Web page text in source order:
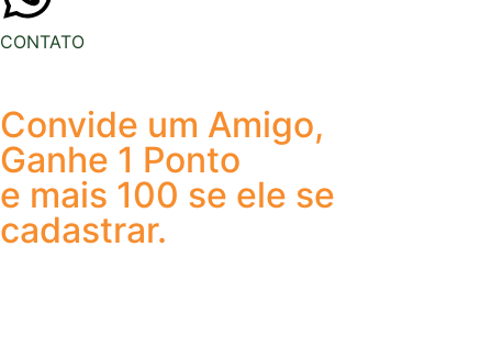
CONTATO
Convide um Amigo,
Ganhe 1 Ponto
e mais 100 se ele se
cadastrar.